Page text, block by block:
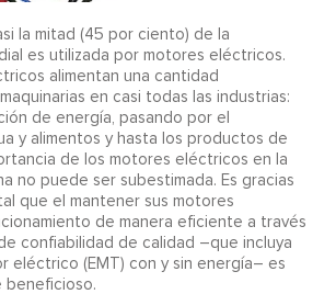
la mitad (45 por ciento) de la
es utilizada por motores eléctricos.
alimentan una cantidad
en casi todas las industrias:
de energía, pasando por el
y alimentos y hasta los productos de
de los motores eléctricos en la
no puede ser subestimada. Es gracias
que el mantener sus motores
de manera eficiente a través
confiabilidad de calidad –que incluya
eléctrico (EMT) con y sin energía– es
beneficioso.